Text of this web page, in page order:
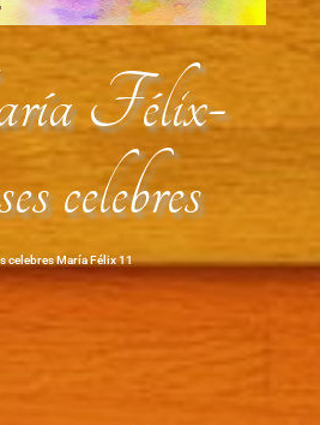
Félix-
celebres
celebres María Félix 11